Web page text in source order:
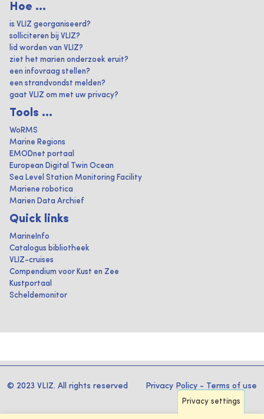
Hoe ...
is VLIZ georganiseerd?
solliciteren bij VLIZ?
lid worden van VLIZ?
ziet het marien onderzoek eruit?
een infovraag stellen?
een strandvondst melden?
gaat VLIZ om met uw privacy?
Tools ...
WoRMS
Marine Regions
EMODnet portaal
European Digital Twin Ocean
Sea Level Station Monitoring Facility
Mariene robotica
Marien Data Archief
Quick links
MarineInfo
Catalogus bibliotheek
VLIZ-cruises
Compendium voor Kust en Zee
Kustportaal
Scheldemonitor
© 2023 VLIZ. All rights reserved Privacy Policy - Terms of use
Privacy settings